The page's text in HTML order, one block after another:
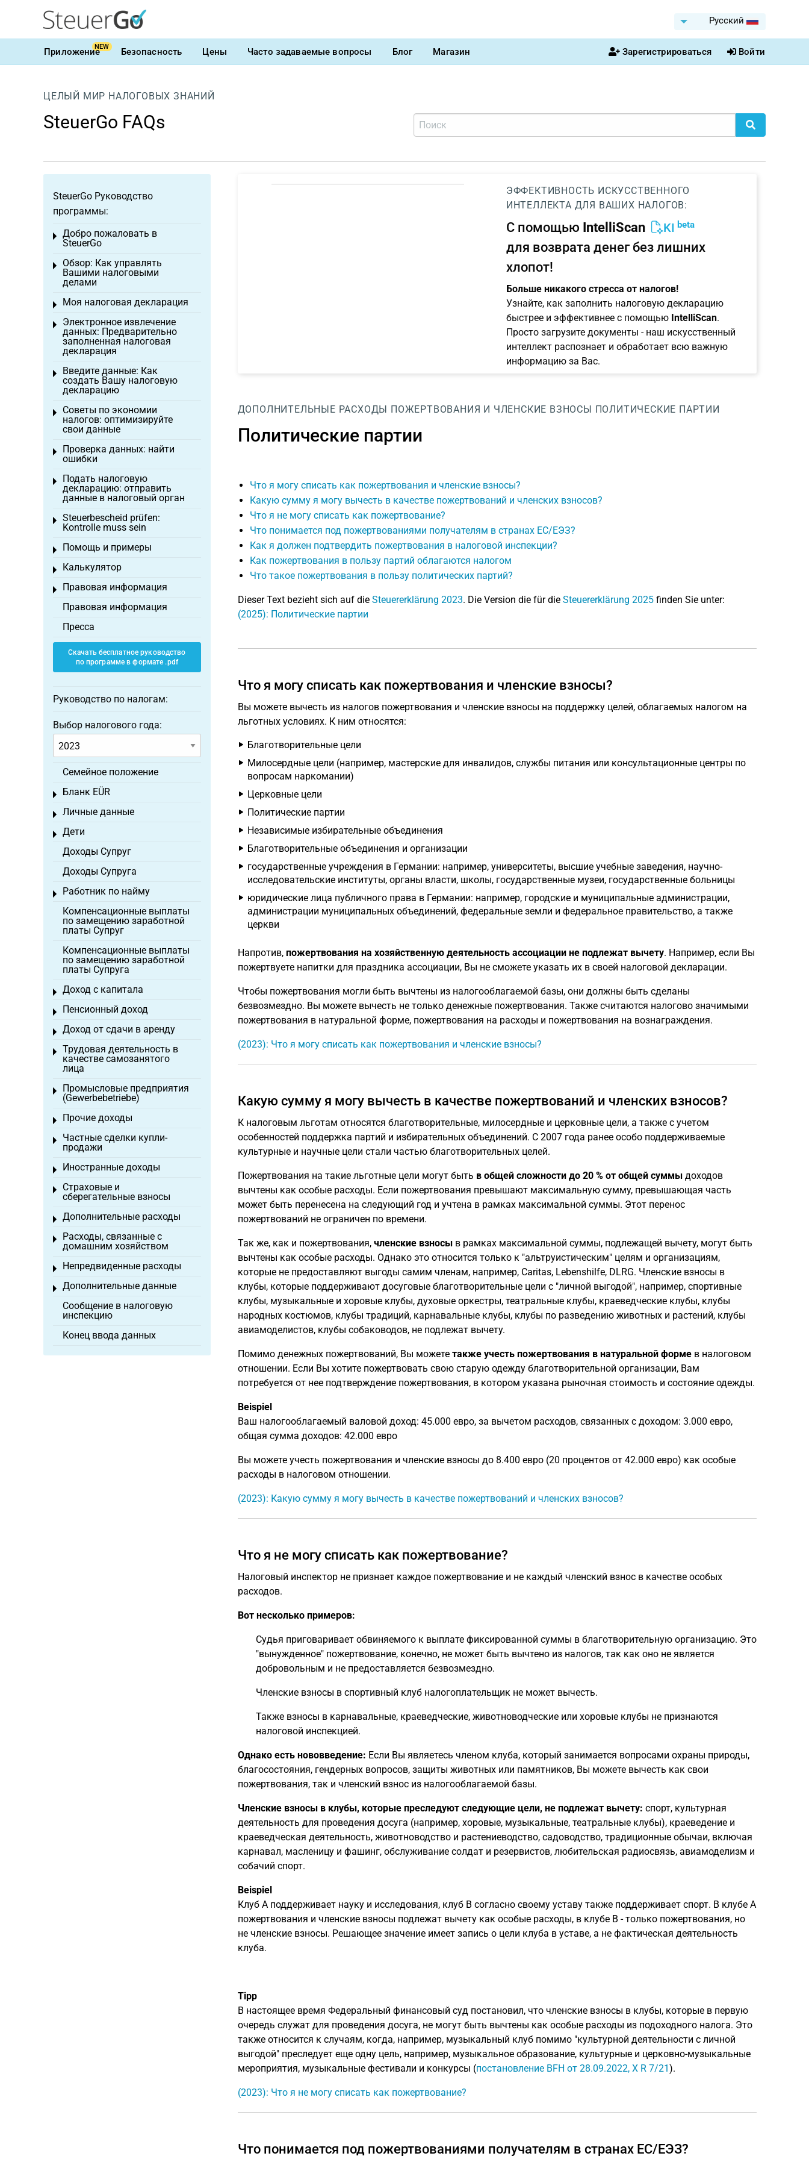
Pусский
ПриложениеNEW Безопасность Цены Часто задаваемые вопросы Блог Магазин Зарегистрироваться Войти
ЦЕЛЫЙ МИР НАЛОГОВЫХ ЗНАНИЙ
SteuerGo FAQs
ЭФФЕКТИВНОСТЬ ИСКУССТВЕННОГО
ИНТЕЛЛЕКТА ДЛЯ ВАШИХ НАЛОГОВ:
С помощью IntelliScan KI beta
для возврата денег без лишних
хлопот!
Больше никакого стресса от налогов!
Узнайте, как заполнить налоговую декларацию
быстрее и эффективнее с помощью IntelliScan.
Просто загрузите документы - наш искусственный
интеллект распознает и обработает всю важную
информацию за Вас.
ДОПОЛНИТЕЛЬНЫЕ РАСХОДЫ ПОЖЕРТВОВАНИЯ И ЧЛЕНСКИЕ ВЗНОСЫ ПОЛИТИЧЕСКИЕ ПАРТИИ
Политические партии
Что я могу списать как пожертвования и членские взносы?
Какую сумму я могу вычесть в качестве пожертвований и членских взносов?
Что я не могу списать как пожертвование?
Что понимается под пожертвованиями получателям в странах ЕС/ЕЭЗ?
Как я должен подтвердить пожертвования в налоговой инспекции?
Как пожертвования в пользу партий облагаются налогом
Что такое пожертвования в пользу политических партий?
Dieser Text bezieht sich auf die Steuererklärung 2023. Die Version die für die Steuererklärung 2025finden Sie unter:
(2025): Политические партии
Что я могу списать как пожертвования и членские взносы?
Вы можете вычесть из налогов пожертвования и членские взносы на поддержку целей, облагаемых налогом на
льготных условиях. К ним относятся:
Благотворительные цели
Милосердные цели (например, мастерские для инвалидов, службы питания или консультационные центры по
вопросам наркомании)
Церковные цели
Политические партии
Независимые избирательные объединения
Благотворительные объединения и организации
государственные учреждения в Германии: например, университеты, высшие учебные заведения, научно-
исследовательские институты, органы власти, школы, государственные музеи, государственные больницы
юридические лица публичного права в Германии: например, городские и муниципальные администрации,
администрации муниципальных объединений, федеральные земли и федеральное правительство, а также
церкви
Напротив, пожертвования на хозяйственную деятельность ассоциации не подлежат вычету. Например, если Вы
пожертвуете напитки для праздника ассоциации, Вы не сможете указать их в своей налоговой декларации.
Чтобы пожертвования могли быть вычтены из налогооблагаемой базы, они должны быть сделаны
безвозмездно. Вы можете вычесть не только денежные пожертвования. Также считаются налогово значимыми
пожертвования в натуральной форме, пожертвования на расходы и пожертвования на вознаграждения.
(2023): Что я могу списать как пожертвования и членские взносы?
Какую сумму я могу вычесть в качестве пожертвований и членских взносов?
К налоговым льготам относятся благотворительные, милосердные и церковные цели, а также с учетом
особенностей поддержка партий и избирательных объединений. С 2007 года ранее особо поддерживаемые
культурные и научные цели стали частью благотворительных целей.
Пожертвования на такие льготные цели могут быть в общей сложности до 20 % от общей суммыдоходов
вычтены как особые расходы. Если пожертвования превышают максимальную сумму, превышающая часть
может быть перенесена на следующий год и учтена в рамках максимальной суммы. Этот перенос
пожертвований не ограничен по времени.
Так же, как и пожертвования, членские взносыв рамках максимальной суммы, подлежащей вычету, могут быть
вычтены как особые расходы. Однако это относится только к "альтруистическим" целям и организациям,
которые не предоставляют выгоды самим членам, например, Caritas, Lebenshilfe, DLRG. Членские взносы в
клубы, которые поддерживают досуговые благотворительные цели с "личной выгодой", например, спортивные
клубы, музыкальные и хоровые клубы, духовые оркестры, театральные клубы, краеведческие клубы, клубы
народных костюмов, клубы традиций, карнавальные клубы, клубы по разведению животных и растений, клубы
авиамоделистов, клубы собаководов, не подлежат вычету.
Помимо денежных пожертвований, Вы можете также учесть пожертвования в натуральной формев налоговом
отношении. Если Вы хотите пожертвовать свою старую одежду благотворительной организации, Вам
потребуется от нее подтверждение пожертвования, в котором указана рыночная стоимость и состояние одежды.
Beispiel
Ваш налогооблагаемый валовой доход: 45.000 евро, за вычетом расходов, связанных с доходом: 3.000 евро,
общая сумма доходов: 42.000 евро
Вы можете учесть пожертвования и членские взносы до 8.400 евро (20 процентов от 42.000 евро) как особые
расходы в налоговом отношении.
(2023): Какую сумму я могу вычесть в качестве пожертвований и членских взносов?
Что я не могу списать как пожертвование?
Налоговый инспектор не признает каждое пожертвование и не каждый членский взнос в качестве особых
расходов.
Вот несколько примеров:
Судья приговаривает обвиняемого к выплате фиксированной суммы в благотворительную организацию. Это
"вынужденное" пожертвование, конечно, не может быть вычтено из налогов, так как оно не является
добровольным и не предоставляется безвозмездно.
Членские взносы в спортивный клуб налогоплательщик не может вычесть.
Также взносы в карнавальные, краеведческие, животноводческие или хоровые клубы не признаются
налоговой инспекцией.
Однако есть нововведение: Если Вы являетесь членом клуба, который занимается вопросами охраны природы,
благосостояния, гендерных вопросов, защиты животных или памятников, Вы можете вычесть как свои
пожертвования, так и членский взнос из налогооблагаемой базы.
Членские взносы в клубы, которые преследуют следующие цели, не подлежат вычету: спорт, культурная
деятельность для проведения досуга (например, хоровые, музыкальные, театральные клубы), краеведение и
краеведческая деятельность, животноводство и растениеводство, садоводство, традиционные обычаи, включая
карнавал, масленицу и фашинг, обслуживание солдат и резервистов, любительская радиосвязь, авиамоделизм и
собачий спорт.
Beispiel
Клуб A поддерживает науку и исследования, клуб B согласно своему уставу также поддерживает спорт. В клубе A
пожертвования и членские взносы подлежат вычету как особые расходы, в клубе B - только пожертвования, но
не членские взносы. Решающее значение имеет запись о цели клуба в уставе, а не фактическая деятельность
клуба.
Tipp
В настоящее время Федеральный финансовый суд постановил, что членские взносы в клубы, которые в первую
очередь служат для проведения досуга, не могут быть вычтены как особые расходы из подоходного налога. Это
также относится к случаям, когда, например, музыкальный клуб помимо "культурной деятельности с личной
выгодой" преследует еще одну цель, например, музыкальное образование, культурные и церковно-музыкальные
мероприятия, музыкальные фестивали и конкурсы (постановление BFH от 28.09.2022, X R 7/21).
(2023): Что я не могу списать как пожертвование?
Что понимается под пожертвованиями получателям в странах ЕС/ЕЭЗ?
SteuerGo Руководство
программы:
Добро пожаловать в
SteuerGo
Toggle menu
Обзор: Как управлять
Вашими налоговыми
делами
Toggle menu
Моя налоговая декларация
Toggle menu
Электронное извлечение
данных: Предварительно
заполненная налоговая
декларация
Toggle menu
Введите данные: Как
создать Вашу налоговую
декларацию
Toggle menu
Советы по экономии
налогов: оптимизируйте
свои данные
Toggle menu
Проверка данных: найти
ошибки
Toggle menu
Подать налоговую
декларацию: отправить
данные в налоговый орган
Toggle menu
Steuerbescheid prüfen:
Kontrolle muss sein
Toggle menu
Помощь и примеры
Toggle menu
Калькулятор
Toggle menu
Правовая информация
Toggle menu
Правовая информация
Пресса
Скачать бесплатное руководство
по программе в формате .pdf
Руководство по налогам:
Выбор налогового года:
Семейное положение
Бланк EÜR
Toggle menu
Личные данные
Toggle menu
Дети
Toggle menu
Доходы Супруг
Доходы Супруга
Работник по найму
Toggle menu
Компенсационные выплаты
по замещению заработной
платы Супруг
Компенсационные выплаты
по замещению заработной
платы Супруга
Доход с капитала
Toggle menu
Пенсионный доход
Toggle menu
Доход от сдачи в аренду
Toggle menu
Трудовая деятельность в
качестве самозанятого
лица
Toggle menu
Промысловые предприятия
(Gewerbebetriebe)
Toggle menu
Прочие доходы
Toggle menu
Частные сделки купли-
продажи
Toggle menu
Иностранные доходы
Toggle menu
Страховые и
сберегательные взносы
Toggle menu
Дополнительные расходы
Toggle menu
Расходы, связанные с
домашним хозяйством
Toggle menu
Непредвиденные расходы
Toggle menu
Дополнительные данные
Toggle menu
Сообщение в налоговую
инспекцию
Конец ввода данных